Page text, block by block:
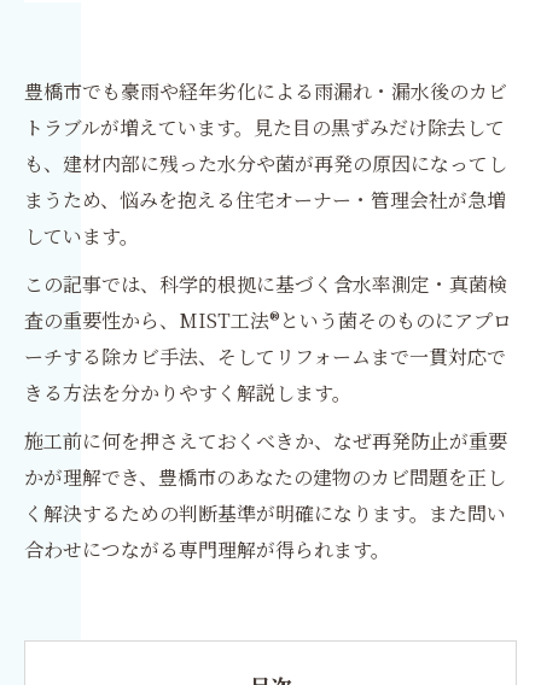
豊橋市でも豪雨や経年劣化による雨漏れ・漏水後のカビ
トラブルが増えています。見た目の黒ずみだけ除去して
も、建材内部に残った水分や菌が再発の原因になってし
まうため、悩みを抱える住宅オーナー・管理会社が急増
しています。
この記事では、科学的根拠に基づく含水率測定・真菌検
査の重要性から、MIST工法®という菌そのものにアプロ
ーチする除カビ手法、そしてリフォームまで一貫対応で
きる方法を分かりやすく解説します。
施工前に何を押さえておくべきか、なぜ再発防止が重要
かが理解でき、豊橋市のあなたの建物のカビ問題を正し
く解決するための判断基準が明確になります。また問い
合わせにつながる専門理解が得られます。